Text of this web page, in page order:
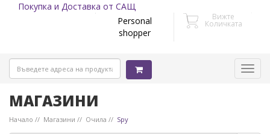
Покупка и Доставка от САЩ
Personal
shopper
Вижте
Количката
МАГАЗИНИ
Начало Магазини Очила Spy